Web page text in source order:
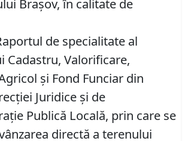
Brașov, în calitate de
de specialitate al
Cadastru, Valorificare,
şi Fond Funciar din
Juridice şi de
Publică Locală, prin care se
directă a terenului